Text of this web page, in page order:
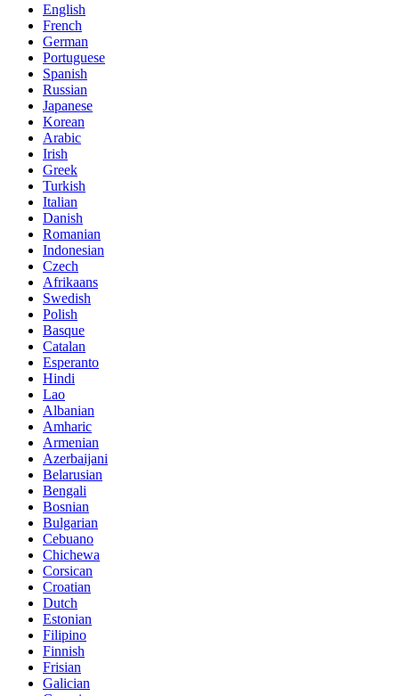
English
French
German
Portuguese
Spanish
Russian
Japanese
Korean
Arabic
Irish
Greek
Turkish
Italian
Danish
Romanian
Indonesian
Czech
Afrikaans
Swedish
Polish
Basque
Catalan
Esperanto
Hindi
Lao
Albanian
Amharic
Armenian
Azerbaijani
Belarusian
Bengali
Bosnian
Bulgarian
Cebuano
Chichewa
Corsican
Croatian
Dutch
Estonian
Filipino
Finnish
Frisian
Galician